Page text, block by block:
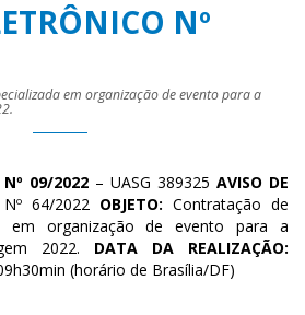
Nº
em organização de evento para a
Nº 09/2022 – UASG 389325 AVISO DE
64/2022 OBJETO: Contratação de
em organização de evento para a
2022. DATA DA REALIZAÇÃO:
(horário de Brasília/DF)